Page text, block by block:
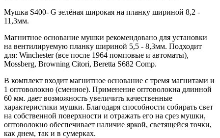
Мушка S400- G зелёная широкая на планку шириной 8,2 -
11,3мм.
Магнитное основание мушки рекомендовано для установки
на вентилируемую планку шириной 5,5 - 8,3мм. Подходит
для: Winchester (все после 1964 помповые и автоматы),
Mossberg, Browning Citori, Beretta S682 Comp.
В комплект входит магнитное основание с тремя магнитами и
1 оптоволокно (сменное). Применение оптоволокна длинной
60 мм. дает возможность увеличить качественные
характеристики мушки. Благодаря способности собирать свет
на собственной поверхности и отражать его на срез мушки,
оптоволокно обеспечивает наличие яркой, светящейся точки,
как днем, так и в сумерках.